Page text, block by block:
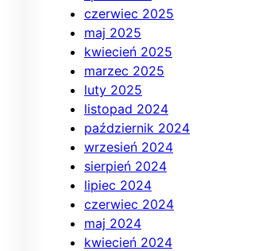
czerwiec 2025
maj 2025
kwiecień 2025
marzec 2025
luty 2025
listopad 2024
październik 2024
wrzesień 2024
sierpień 2024
lipiec 2024
czerwiec 2024
maj 2024
kwiecień 2024